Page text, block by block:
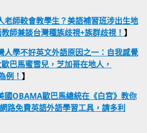
老師較會教學生？美語補習班涉出生地
師兼談台灣種族歧視+族群歧視！ 】
人學不好英文外語原因之一：自我感覺
巴馬蜜雪兒，芝加哥在地人，
例！ 】
國OBAMA歐巴馬總統在《白宮》教你
路免費英語外語學習工具，請多利